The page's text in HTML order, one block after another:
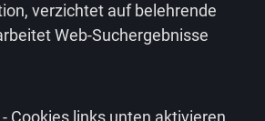
verzichtet auf belehrende
Web-Suchergebnisse
Cookies links unten aktivieren.